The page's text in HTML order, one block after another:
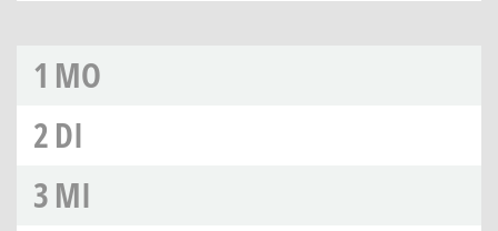
1 MO
2DI
3MI